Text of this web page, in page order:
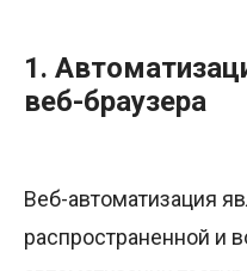
1.
веб-браузера
Веб-автоматизация
распространенной и